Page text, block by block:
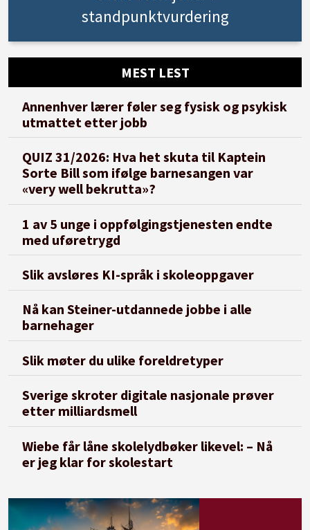
standpunktvurdering
MEST LEST
Annenhver lærer føler seg fysisk og psykisk
utmattet etter jobb
QUIZ 31/2026: Hva het skuta til Kaptein
Sorte Bill som ifølge barnesangen var
«very well bekrutta»?
1 av 5 unge i oppfølgingstjenesten endte
med uføretrygd
Slik avsløres KI-språk i skoleoppgaver
Nå kan Steiner-utdannede jobbe i alle
barnehager
Slik møter du ulike foreldretyper
Sverige skroter digitale nasjonale prøver
etter milliardsmell
Wiebe får låne skolelydbøker likevel: – Nå
er jeg klar for skolestart